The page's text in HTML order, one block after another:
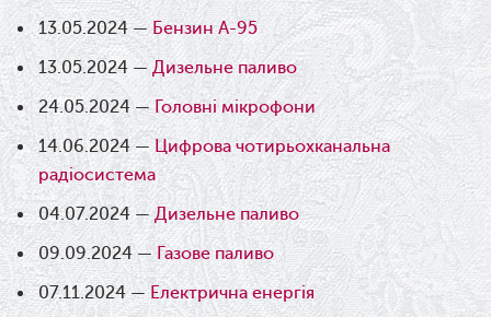
13.05.2024 —Бензин А-95
13.05.2024 — Дизельне паливо
24.05.2024 — Головні мікрофони
14.06.2024 — Цифрова чотирьохканальна
радіосистема
04.07.2024 — Дизельне паливо
09.09.2024 — Газове паливо
07.11.2024 — Електрична енергія